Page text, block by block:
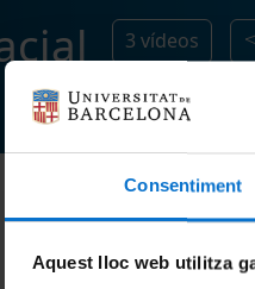
Consentiment
Aquest lloc web utilitza
3 vídeos